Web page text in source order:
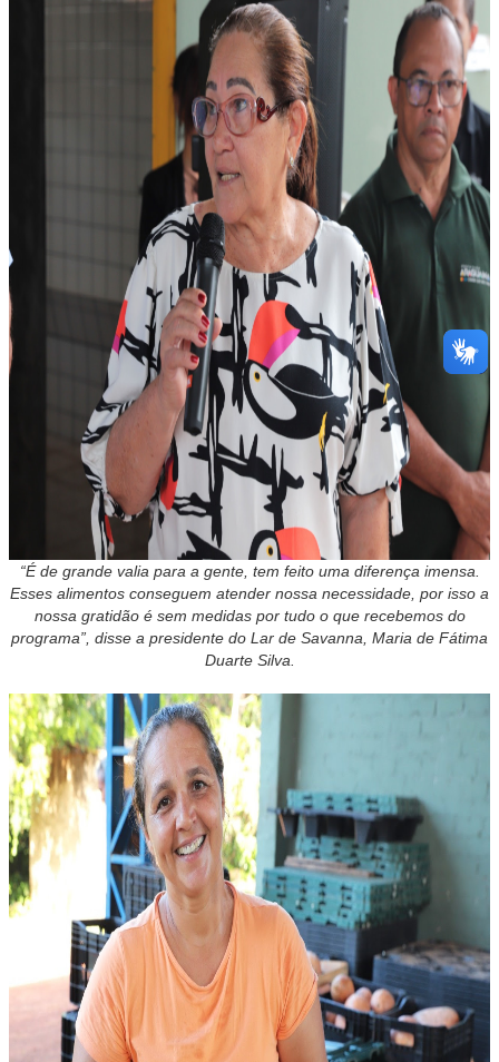
“É de grande valia para a gente, tem feito uma diferença imensa.
Esses alimentos conseguem atender nossa necessidade, por isso a
nossa gratidão é sem medidas por tudo o que recebemos do
programa”, disse a presidente do Lar de Savanna, Maria de Fátima
Duarte Silva.